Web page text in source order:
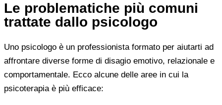
Le problematiche più comuni
trattate dallo psicologo
Uno psicologo è un professionista formato per aiutarti ad
affrontare diverse forme di disagio emotivo, relazionale e
comportamentale. Ecco alcune delle aree in cui la
psicoterapia è più efficace: